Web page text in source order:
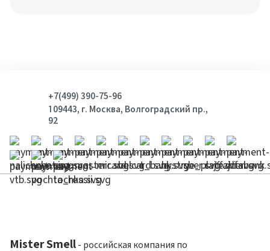
+7(499) 390-75-96
109443, г. Москва, Волгоградский пр.,
92
Mister Smell - российская компания по